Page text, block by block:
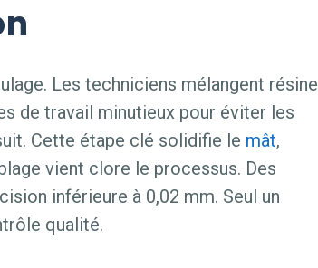
Les techniciens mélangent résine
de travail minutieux pour éviter les
Cette étape clé solidifie le mât,
vient clore le processus. Des
inférieure à 0,02 mm. Seul un
qualité.